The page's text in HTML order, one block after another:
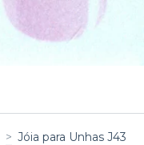
> Jóia para Unhas J43